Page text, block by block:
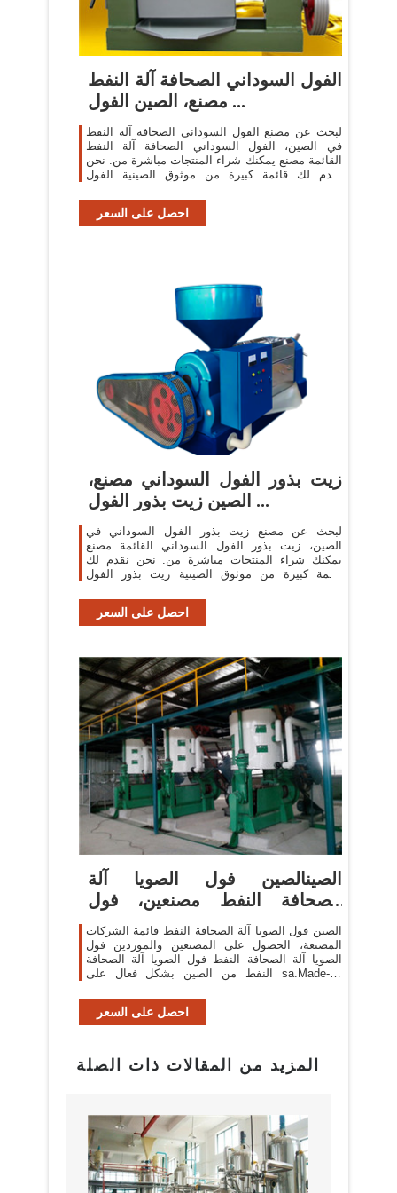
الفول السوداني الصحافة آلة النفط
مصنع، الصين الفول ...
لبحث عن مصنع الفول السوداني الصحافة آلة النفط
في الصين، الفول السوداني الصحافة آلة النفط
القائمة مصنع يمكنك شراء المنتجات مباشرة من. نحن
نقدم لك قائمة كبيرة من موثوق الصينية الفول
احصل على السعر
زيت بذور الفول السوداني مصنع،
الصين زيت بذور الفول ...
لبحث عن مصنع زيت بذور الفول السوداني في
الصين، زيت بذور الفول السوداني القائمة مصنع
يمكنك شراء المنتجات مباشرة من. نحن نقدم لك
قائمة كبيرة من موثوق الصينية زيت بذور الفول
احصل على السعر
الصينالصين فول الصويا آلة
الصحافة النفط مصنعين، فول
الصين فول الصويا آلة الصحافة النفط قائمة الشركات
المصنعة، الحصول على المصنعين والموردين فول
الصويا آلة الصحافة النفط فول الصويا آلة الصحافة
النفط من الصين بشكل فعال على sa.Made-in-
احصل على السعر
المزيد من المقالات ذات الصلة